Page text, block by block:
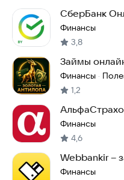
СберБанк
Финансы
3,8
Займы
Финансы ·
1,2
Финансы
4,6
Webbankir –
Финансы